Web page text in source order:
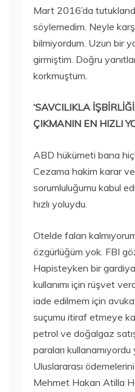
​Mart 2016’da
söylemedim. Neyle
bilmiyordum. Uzun bir
girmiştim. Doğru
korkmuştum.
‘SAVCILIKLA
ÇIKMANIN EN HIZLI
ABD hükümeti bana
Cezama hakim karar
sorumluluğumu kabul
hızlı yoluydu.
Otelde falan
özgürlüğüm yok. FBI
Hapisteyken bir
kullanımı için rüşvet
iade edilmem için
suçumu itiraf etmeye
petrol ve doğalgaz
paraları
Uluslararası
Mehmet Hakan Atilla